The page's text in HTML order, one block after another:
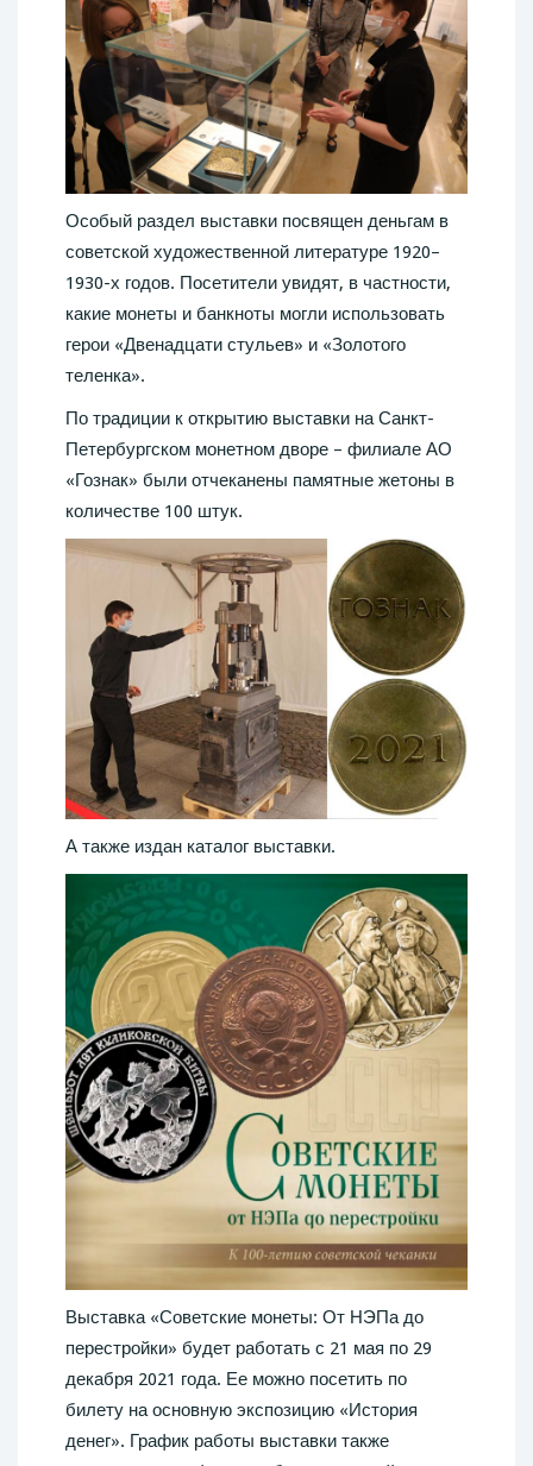
Особый раздел выставки посвящен деньгам в
советской художественной литературе 1920–
1930-х годов. Посетители увидят, в частности,
какие монеты и банкноты могли использовать
герои «Двенадцати стульев» и «Золотого
теленка».
По традиции к открытию выставки на Санкт-
Петербургском монетном дворе – филиале АО
«Гознак» были отчеканены памятные жетоны в
количестве 100 штук.
А также издан каталог выставки.
Выставка «Советские монеты: От НЭПа до
перестройки» будет работать с 21 мая по 29
декабря 2021 года. Ее можно посетить по
билету на основную экспозицию «История
денег». График работы выставки также